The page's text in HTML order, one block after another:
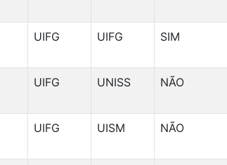
UIFG UIFG SIM
UIFG UNISS NÃO
UIFG UISM NÃO